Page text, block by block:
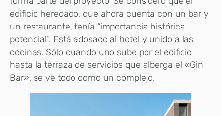
edificio heredado, que ahora cuenta con un bar y
un restaurante, tenía “importancia histórica
potencial”. Está adosado al hotel y unido a las
cocinas. Sólo cuando uno sube por el edificio
hasta la terraza de servicios que alberga el «Gin
Bar», se ve todo como un complejo.